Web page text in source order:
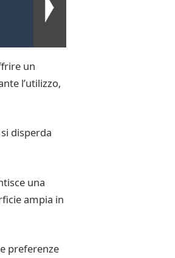
un
l’utilizzo,
disperda
una
ampia in
preferenze